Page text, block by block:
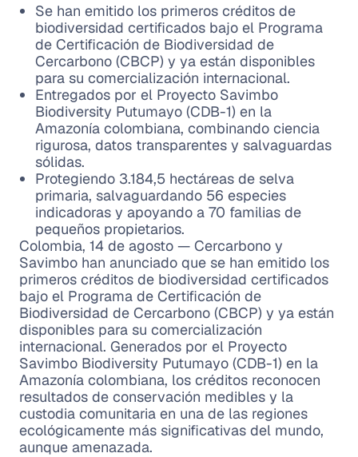
Se han emitido los primeros créditos de
biodiversidad certificados bajo el Programa
de Certificación de Biodiversidad de
Cercarbono (CBCP) y ya están disponibles
para su comercialización internacional.
Entregados por el Proyecto Savimbo
Biodiversity Putumayo (CDB-1) en la
Amazonía colombiana, combinando ciencia
rigurosa, datos transparentes y salvaguardas
sólidas.
Protegiendo 3.184,5 hectáreas de selva
primaria, salvaguardando 56 especies
indicadoras y apoyando a 70 familias de
pequeños propietarios.
Colombia, 14 de agosto — Cercarbono y
Savimbo han anunciado que se han emitido los
primeros créditos de biodiversidad certificados
bajo el Programa de Certificación de
Biodiversidad de Cercarbono (CBCP) y ya están
disponibles para su comercialización
internacional. Generados por el Proyecto
Savimbo Biodiversity Putumayo (CDB-1) en la
Amazonía colombiana, los créditos reconocen
resultados de conservación medibles y la
custodia comunitaria en una de las regiones
ecológicamente más significativas del mundo,
aunque amenazada.